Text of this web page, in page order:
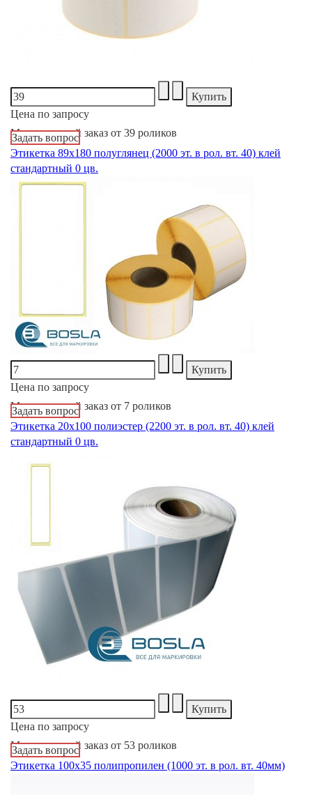
Цена по запросу
Минимальный заказ от 39 роликов
Задать вопрос
Этикетка 89х180 полуглянец (2000 эт. в рол. вт. 40) клей
стандартный 0 цв.
Цена по запросу
Минимальный заказ от 7 роликов
Задать вопрос
Этикетка 20х100 полиэстер (2200 эт. в рол. вт. 40) клей
стандартный 0 цв.
Цена по запросу
Минимальный заказ от 53 роликов
Задать вопрос
Этикетка 100х35 полипропилен (1000 эт. в рол. вт. 40мм)